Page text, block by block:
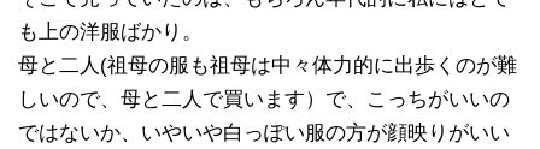
も上の洋服ばかり。
母と二人(祖母の服も祖母は中々体力的に出歩くのが難
しいので、母と二人で買います）で、こっちがいいの
ではないか、いやいや白っぽい服の方が顔映りがいい